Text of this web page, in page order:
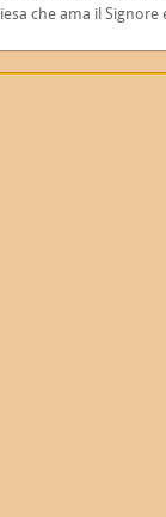
che ama il